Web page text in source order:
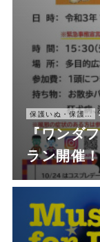
保護いぬ・保護ねこ情報・譲渡会情報
『ワンダ
ラン開催！